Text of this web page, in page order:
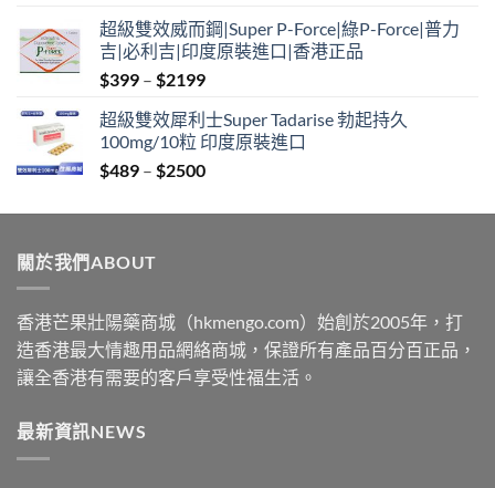
$399
through
$2199
超級雙效威而鋼|Super P-Force|綠P-Force|普力
吉|必利吉|印度原裝進口|香港正品
$399 – $2199Price
$399
through
$2199
超級雙效犀利士Super Tadarise 勃起持久
100mg/10粒 印度原裝進口
$489 – $2500Price
$489
關於我們ABOUT
香港芒果壯陽藥商城（hkmengo.com）始創於2005年，打
造香港最大情趣用品網絡商城，保證所有產品百分百正品，
讓全香港有需要的客戶享受性福生活。
最新資訊NEWS